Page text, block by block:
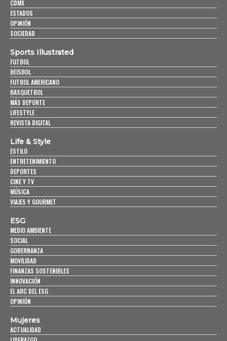
CDMX
ESTADOS
OPINIÓN
SOCIEDAD
Sports Illustrated
FUTBOL
BEISBOL
FUTBOL AMERICANO
BASQUETBOL
MÁS DEPORTE
LIFESTYLE
REVISTA DIGITAL
Life & Style
ESTILO
ENTRETENIMIENTO
DEPORTES
CINE Y TV
MÚSICA
VIAJES Y GOURMET
ESG
MEDIO AMBIENTE
SOCIAL
GOBERNANZA
MOVILIDAD
FINANZAS SOSTENIBLES
INNOVACIÓN
EL ABC DEL ESG
OPINIÓN
Mujeres
ACTUALIDAD